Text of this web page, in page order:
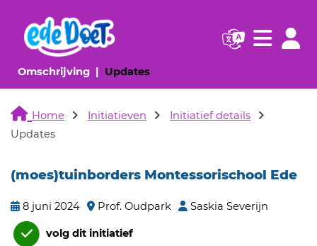
Omschrijving(huidige pagina)
Updates(huidige pagina)
Navigatie
Home Initiatieven
Initiatief details
Updates
(moes)tuinborders Montessorischool Ede
8 juni 2024 Prof. Oudpark Saskia Severijn
volg dit initiatief